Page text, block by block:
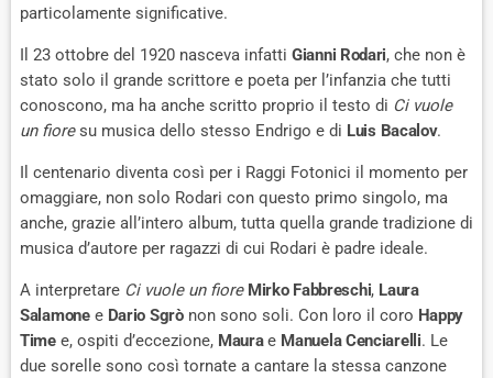
particolamente significative.
Il 23 ottobre del 1920 nasceva infatti Gianni Rodari, che non è
stato solo il grande scrittore e poeta per l’infanzia che tutti
conoscono, ma ha anche scritto proprio il testo di Ci vuole
un fioresu musica dello stesso Endrigo e di Luis Bacalov.
Il centenario diventa così per i Raggi Fotonici il momento per
omaggiare, non solo Rodari con questo primo singolo, ma
anche, grazie all’intero album, tutta quella grande tradizione di
musica d’autore per ragazzi di cui Rodari è padre ideale.
A interpretare Ci vuole un fiore Mirko Fabbreschi, Laura
Salamonee Dario Sgrònon sono soli. Con loro il coro Happy
Timee, ospiti d’eccezione, Maurae Manuela Cenciarelli. Le
due sorelle sono così tornate a cantare la stessa canzone